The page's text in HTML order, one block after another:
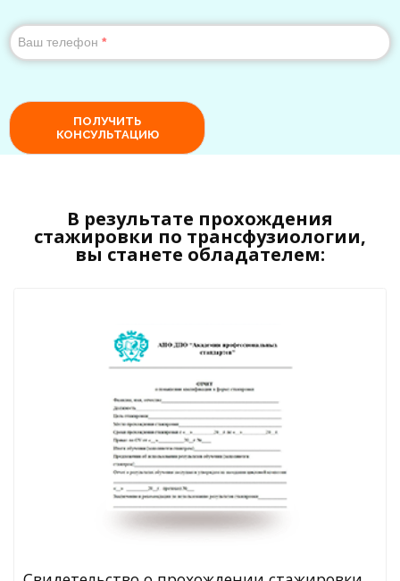
В результате прохождения
стажировки по трансфузиологии,
вы станете обладателем: